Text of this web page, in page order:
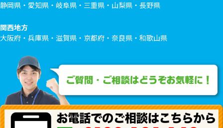
静岡県・愛知県・岐阜県・三重県・山梨県・長野県
関西地方
大阪府・兵庫県・滋賀県・京都府・奈良県・和歌山県